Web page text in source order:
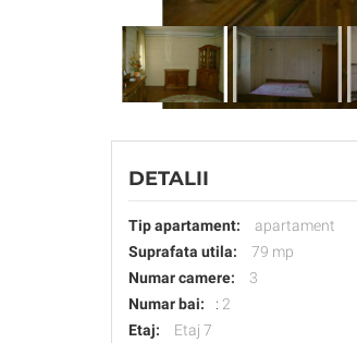
DETALII
Tip apartament:
apartament
Suprafata utila:
79 mp
Numar camere:
3
Numar bai:
: 2
Etaj:
Etaj 7